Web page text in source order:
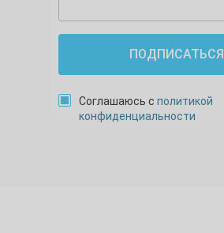
ПОДПИСАТЬСЯ
Соглашаюсь с политикой
конфиденциальности